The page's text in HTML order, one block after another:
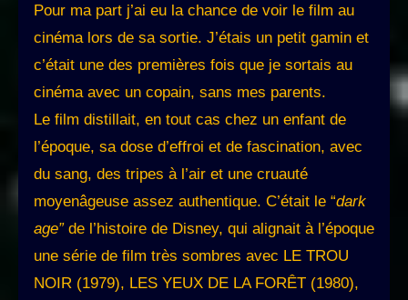
Pour ma part j’ai eu la chance de voir le film au
cinéma lors de sa sortie. J’étais un petit gamin et
c’était une des premières fois que je sortais au
cinéma avec un copain, sans mes parents.
Le film distillait, en tout cas chez un enfant de
l’époque, sa dose d’effroi et de fascination, avec
du sang, des tripes à l’air et une cruauté
moyenâgeuse assez authentique. C’était le “dark
age”de l’histoire de Disney, qui alignait à l’époque
une série de film très sombres avec LE TROU
NOIR (1979), LES YEUX DE LA FORÊT (1980),